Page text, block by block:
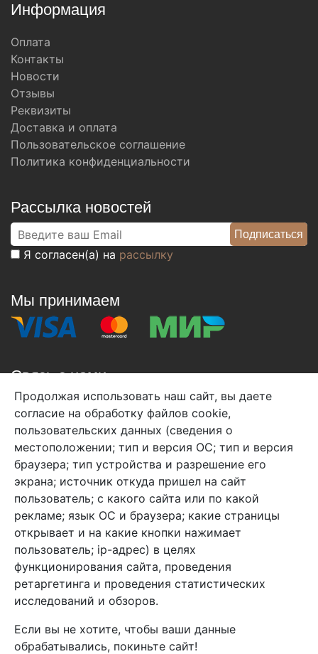
Информация
Оплата
Контакты
Новости
Отзывы
Реквизиты
Доставка и оплата
Пользовательское соглашение
Политика конфиденциальности
Рассылка новостей
Я согласен(а) на рассылку
Мы принимаем
Связь с нами
+7 (495) 933-38-08
info@arben-textile.ru- оптовые продажи
Арбен текстиль г. Щелково, пер.
1-й Советский д.25, владение 2.
Мы в соц. сетях
Продолжая использовать наш сайт, вы даете
согласие на обработку файлов cookie,
пользовательских данных (сведения о
местоположении; тип и версия ОС; тип и версия
браузера; тип устройства и разрешение его
экрана; источник откуда пришел на сайт
пользователь; с какого сайта или по какой
рекламе; язык ОС и браузера; какие страницы
открывает и на какие кнопки нажимает
пользователь; ip-адрес) в целях
функционирования сайта, проведения
ретаргетинга и проведения статистических
исследований и обзоров.
Если вы не хотите, чтобы ваши данные
обрабатывались, покиньте сайт!